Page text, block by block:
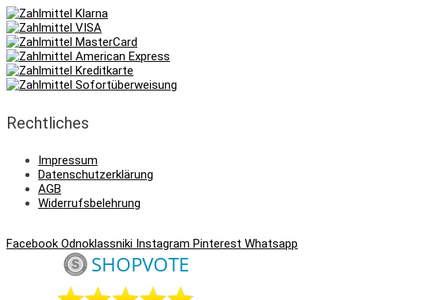
Rechtliches
Impressum
Datenschutzerklärung
AGB
Widerrufsbelehrung
Facebook Odnoklassniki Instagram Pinterest Whatsapp